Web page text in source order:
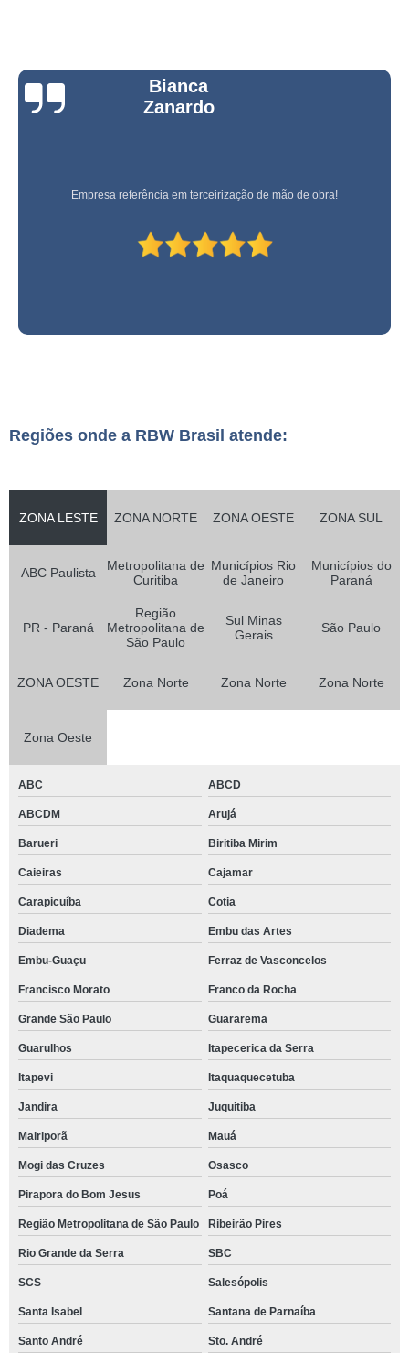
Bianca
Zanardo
Empresa referência em terceirização de mão de obra!
Regiões onde a RBW Brasil atende:
ZONA LESTE ZONA NORTE ZONA OESTE ZONA SUL
ABC Paulista
Metropolitana de
Curitiba
Municípios Rio
de Janeiro
Municípios do
Paraná
PR - Paraná
Região
Metropolitana de
São Paulo
Sul Minas
Gerais
São Paulo
ZONA OESTE Zona Norte Zona Norte Zona Norte
Zona Oeste
ABC ABCD
ABCDM Arujá
Barueri Biritiba Mirim
Caieiras Cajamar
Carapicuíba Cotia
Diadema Embu das Artes
Embu-Guaçu Ferraz de Vasconcelos
Francisco Morato Franco da Rocha
Grande São Paulo Guararema
Guarulhos Itapecerica da Serra
Itapevi Itaquaquecetuba
Jandira Juquitiba
Mairiporã Mauá
Mogi das Cruzes Osasco
Pirapora do Bom Jesus Poá
Região Metropolitana de São Paulo Ribeirão Pires
Rio Grande da Serra SBC
SCS Salesópolis
Santa Isabel Santana de Parnaíba
Santo André Sto. André